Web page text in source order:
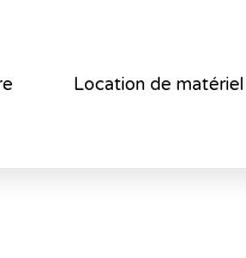
Location de matériel